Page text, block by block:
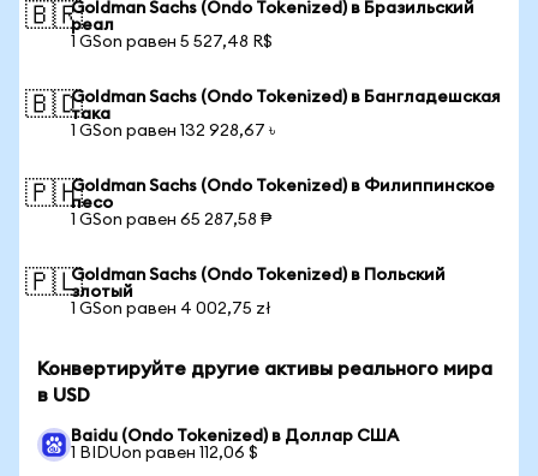
🇧🇷Goldman Sachs (Ondo Tokenized) в Бразильский
реал
1 GSon равен 5 527,48 R$
🇧🇩Goldman Sachs (Ondo Tokenized) в Бангладешская
така
1 GSon равен 132 928,67 ৳
🇵🇭Goldman Sachs (Ondo Tokenized) в Филиппинское
песо
1 GSon равен 65 287,58 ₱
🇵🇱Goldman Sachs (Ondo Tokenized) в Польский
злотый
1 GSon равен 4 002,75 zł
Конвертируйте другие активы реального мира
в USD
Baidu (Ondo Tokenized) в Доллар США
1 BIDUon равен 112,06 $